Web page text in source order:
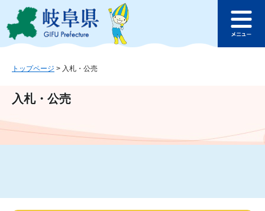
ジ
ュ
文
このページの本文へ
ュ
トップページ > 入札・公売
入札・公売